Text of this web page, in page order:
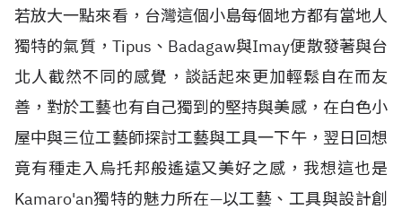
若放大一點來看，台灣這個小島每個地方都有當地人
獨特的氣質，Tipus、Badagaw與Imay便散發著與台
北人截然不同的感覺，談話起來更加輕鬆自在而友
善，對於工藝也有自己獨到的堅持與美感，在白色小
屋中與三位工藝師探討工藝與工具一下午，翌日回想
竟有種走入烏托邦般遙遠又美好之感，我想這也是
Kamaro'an獨特的魅力所在—以工藝、工具與設計創